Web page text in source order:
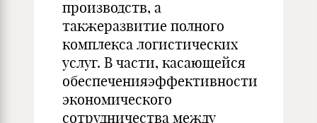
производств, а
такжеразвитие полного
комплекса логистических
услуг. В части, касающейся
обеспеченияэффективности
экономического
сотрудничества между